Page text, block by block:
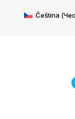
Čeština (